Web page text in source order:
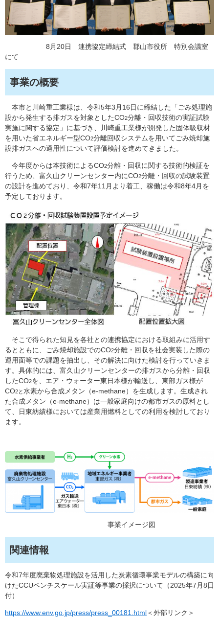
8月20日 連携協定締結式 郡山市役所 特別会議室
にて
事業の概要
本市と川崎重工業様は、令和5年3月16日に締結した「ごみ処理施
設から発生する排ガスを対象としたCO2分離・回収技術の実証試験
実施に関する協定」に基づき、川崎重工業様が開発した固体吸収材
を用いた省エネルギー型CO2分離回収システムを用いてごみ焼却施
設排ガスへの適用性について評価検討を進めてきました。
今年度からは本技術によるCO2分離・回収に関する技術的検証を
行うため、富久山クリーンセンター内にCO2分離・回収の試験装置
の設計を進めており、令和7年11月より着工、稼働は令和8年4月を
予定しております。
そこで得られた知見を各社との連携協定における取組みに活用す
るとともに、ごみ焼却施設でのCO2分離・回収を社会実装した際の
運用面等での課題を抽出し、その解決に向けた検討を行っていきま
す。具体的には、富久山クリーンセンターの排ガスから分離・回収
したCO2を、エア・ウォーター東日本様が輸送し、東部ガス様が
CO2​と水素から合成メタン（e-methane）を生成します。生成され
た合成メタン（e-methane）​は一般家庭向けの都市ガスの原料とし
て、日東紡績様においては産業用燃料としての利用を検討しており
ます。
事業イメージ図
関連情報
令和7年度廃棄物処理施設を活用した炭素循環事業モデルの構築に向
けたCCUベンチスケール実証等事業の採択について（2025年7月8日
付）
https://www.env.go.jp/press/press_00181.html＜外部リンク＞